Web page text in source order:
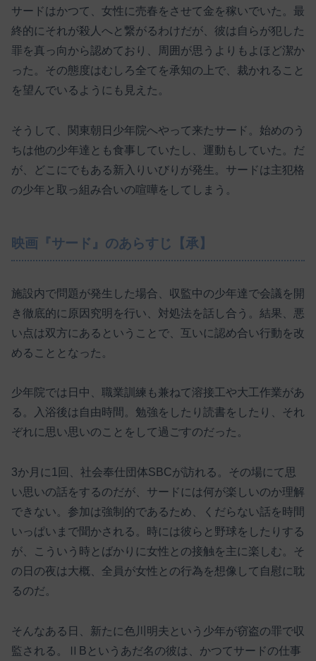
サードはかつて、女性に売春をさせて金を稼いでいた。最
終的にそれが殺人へと繋がるわけだが、彼は自らが犯した
罪を真っ向から認めており、周囲が思うよりもよほど潔か
った。その態度はむしろ全てを承知の上で、裁かれること
を望んでいるようにも見えた。
そうして、関東朝日少年院へやって来たサード。始めのう
ちは他の少年達とも食事していたし、運動もしていた。だ
が、どこにでもある新入りいびりが発生。サードは主犯格
の少年と取っ組み合いの喧嘩をしてしまう。
映画『サード』のあらすじ【承】
施設内で問題が発生した場合、収監中の少年達で会議を開
き徹底的に原因究明を行い、対処法を話し合う。結果、悪
い点は双方にあるということで、互いに認め合い行動を改
めることとなった。
少年院では日中、職業訓練も兼ねて溶接工や大工作業があ
る。入浴後は自由時間。勉強をしたり読書をしたり、それ
ぞれに思い思いのことをして過ごすのだった。
3か月に1回、社会奉仕団体SBCが訪れる。その場にて思
い思いの話をするのだが、サードには何が楽しいのか理解
できない。参加は強制的であるため、くだらない話を時間
いっぱいまで聞かされる。時には彼らと野球をしたりする
が、こういう時とばかりに女性との接触を主に楽しむ。そ
の日の夜は大概、全員が女性との行為を想像して自慰に耽
るのだ。
そんなある日、新たに色川明夫という少年が窃盗の罪で収
監される。ⅡBというあだ名の彼は、かつてサードの仕事